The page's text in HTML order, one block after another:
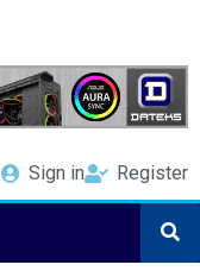
Sign in Register